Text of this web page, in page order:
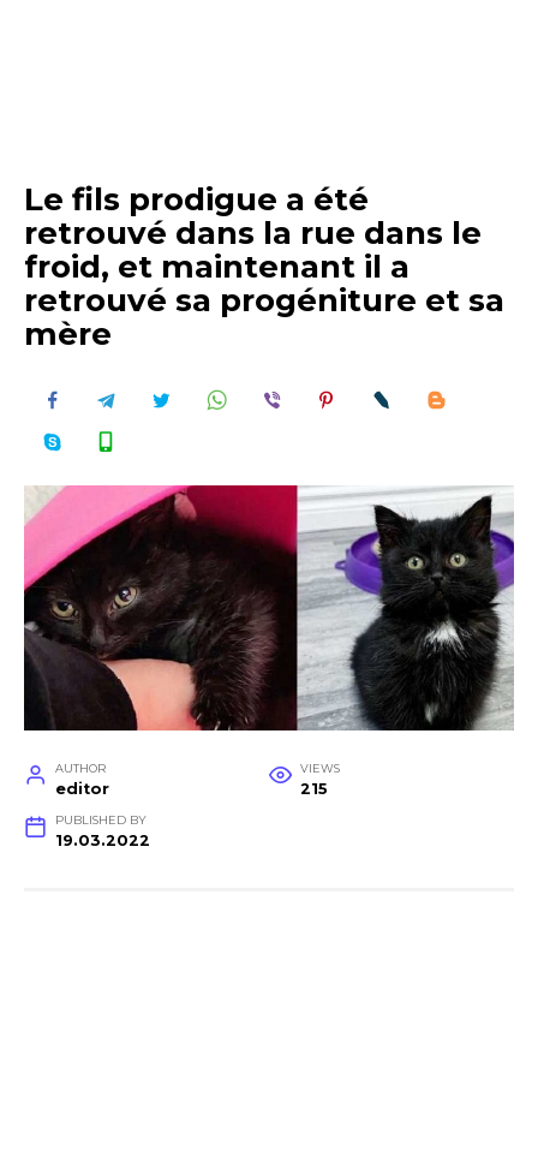
Le fils prodigue a été
retrouvé dans la rue dans le
froid, et maintenant il a
retrouvé sa progéniture et sa
mère
AUTHOR
editor
VIEWS
215
PUBLISHED BY
19.03.2022